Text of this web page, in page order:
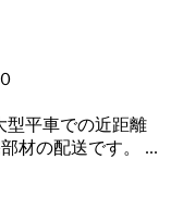
型平車での近距離
材の配送です。 ...